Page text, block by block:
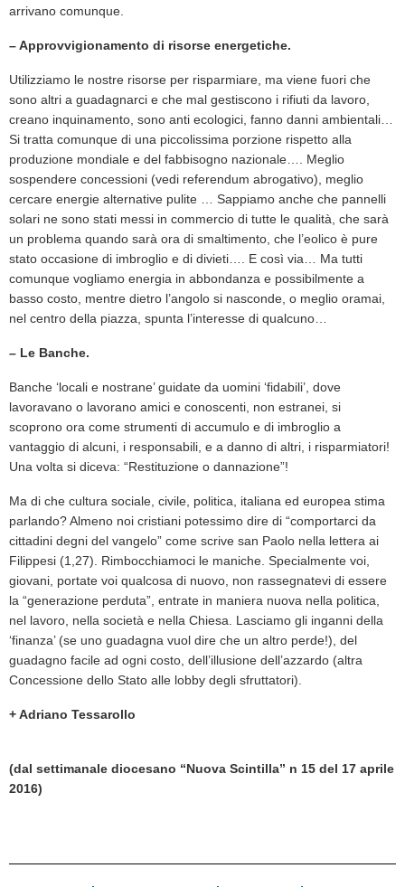
arrivano comunque.
– Approvvigionamento di risorse energetiche.
Utilizziamo le nostre risorse per risparmiare, ma viene fuori che
sono altri a guadagnarci e che mal gestiscono i rifiuti da lavoro,
creano inquinamento, sono anti ecologici, fanno danni ambientali…
Si tratta comunque di una piccolissima porzione rispetto alla
produzione mondiale e del fabbisogno nazionale…. Meglio
sospendere concessioni (vedi referendum abrogativo), meglio
cercare energie alternative pulite … Sappiamo anche che pannelli
solari ne sono stati messi in commercio di tutte le qualità, che sarà
un problema quando sarà ora di smaltimento, che l’eolico è pure
stato occasione di imbroglio e di divieti…. E così via… Ma tutti
comunque vogliamo energia in abbondanza e possibilmente a
basso costo, mentre dietro l’angolo si nasconde, o meglio oramai,
nel centro della piazza, spunta l’interesse di qualcuno…
– Le Banche.
Banche ‘locali e nostrane’ guidate da uomini ‘fidabili’, dove
lavoravano o lavorano amici e conoscenti, non estranei, si
scoprono ora come strumenti di accumulo e di imbroglio a
vantaggio di alcuni, i responsabili, e a danno di altri, i risparmiatori!
Una volta si diceva: “Restituzione o dannazione”!
Ma di che cultura sociale, civile, politica, italiana ed europea stima
parlando? Almeno noi cristiani potessimo dire di “comportarci da
cittadini degni del vangelo” come scrive san Paolo nella lettera ai
Filippesi (1,27). Rimbocchiamoci le maniche. Specialmente voi,
giovani, portate voi qualcosa di nuovo, non rassegnatevi di essere
la “generazione perduta”, entrate in maniera nuova nella politica,
nel lavoro, nella società e nella Chiesa. Lasciamo gli inganni della
‘finanza’ (se uno guadagna vuol dire che un altro perde!), del
guadagno facile ad ogni costo, dell’illusione dell’azzardo (altra
Concessione dello Stato alle lobby degli sfruttatori).
+ Adriano Tessarollo
(dal settimanale diocesano “Nuova Scintilla” n 15 del 17 aprile
2016)